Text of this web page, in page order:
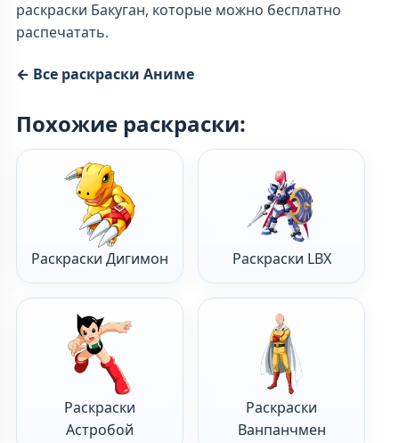
раскраски Бакуган, которые можно бесплатно
распечатать.
← Все раскраски Аниме
Похожие раскраски:
Раскраски Дигимон Раскраски LBX
Раскраски
Астробой
Раскраски
Ванпанчмен